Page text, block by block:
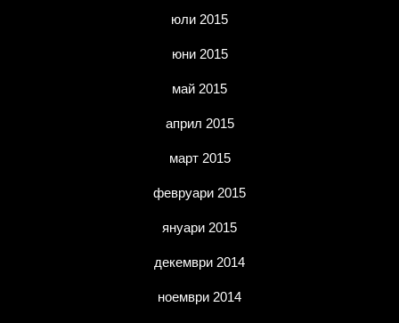
юли 2015
юни 2015
май 2015
април 2015
март 2015
февруари 2015
януари 2015
декември 2014
ноември 2014